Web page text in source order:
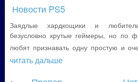
Новости PS5
Заядлые хардкощики и
безусловно крутые геймеры, но по
любят признавать одну простую и
читать дальше